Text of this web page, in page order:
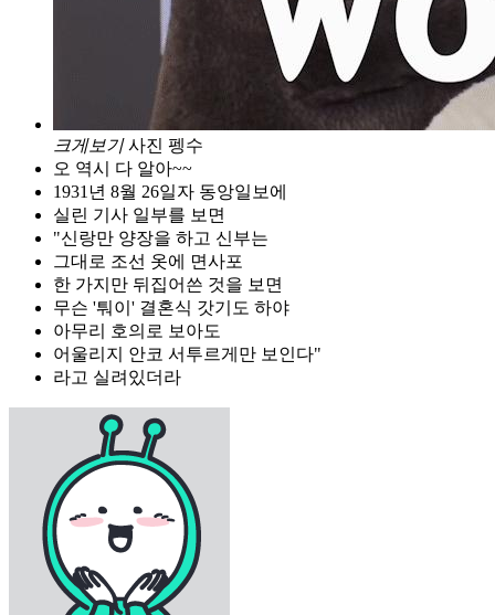
크게보기 사진 펭수
오 역시 다 알아~~
1931년 8월 26일자 동앙일보에
실린 기사 일부를 보면
"신랑만 양장을 하고 신부는
그대로 조선 옷에 면사포
한 가지만 뒤집어쓴 것을 보면
무슨 '퉈이' 결혼식 갓기도 하야
아무리 호의로 보아도
어울리지 안코 서투르게만 보인다"
라고 실려있더라